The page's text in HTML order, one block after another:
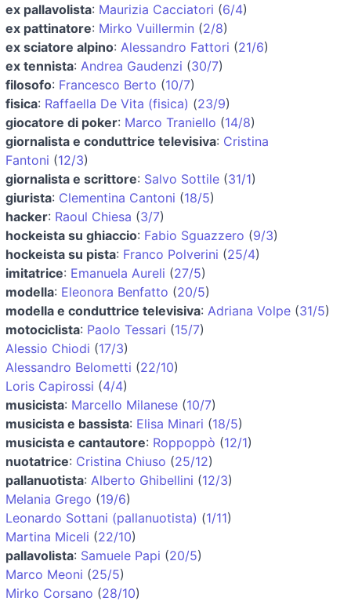
ex pallavolista: Maurizia Cacciatori (6/4)
ex pattinatore: Mirko Vuillermin (2/8)
ex sciatore alpino: Alessandro Fattori (21/6)
ex tennista: Andrea Gaudenzi (30/7)
filosofo: Francesco Berto (10/7)
fisica: Raffaella De Vita (fisica) (23/9)
giocatore di poker: Marco Traniello (14/8)
giornalista e conduttrice televisiva: Cristina
Fantoni (12/3)
giornalista e scrittore: Salvo Sottile (31/1)
giurista: Clementina Cantoni (18/5)
hacker: Raoul Chiesa (3/7)
hockeista su ghiaccio: Fabio Sguazzero (9/3)
hockeista su pista: Franco Polverini (25/4)
imitatrice: Emanuela Aureli (27/5)
modella: Eleonora Benfatto (20/5)
modella e conduttrice televisiva: Adriana Volpe (31/5)
motociclista: Paolo Tessari (15/7)
Alessio Chiodi (17/3)
Alessandro Belometti (22/10)
Loris Capirossi (4/4)
musicista: Marcello Milanese (10/7)
musicista e bassista: Elisa Minari (18/5)
musicista e cantautore: Roppoppò (12/1)
nuotatrice: Cristina Chiuso (25/12)
pallanuotista: Alberto Ghibellini (12/3)
Melania Grego (19/6)
Leonardo Sottani (pallanuotista) (1/11)
Martina Miceli (22/10)
pallavolista: Samuele Papi (20/5)
Marco Meoni (25/5)
Mirko Corsano (28/10)